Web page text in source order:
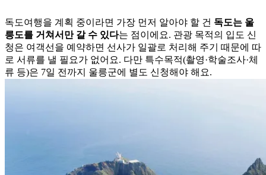
독도여행을 계획 중이라면 가장 먼저 알아야 할 건 독도는 울
릉도를 거쳐서만 갈 수 있다는 점이에요. 관광 목적의 입도 신
청은 여객선을 예약하면 선사가 일괄로 처리해 주기 때문에 따
로 서류를 낼 필요가 없어요. 다만 특수목적(촬영·학술조사·체
류 등)은 7일 전까지 울릉군에 별도 신청해야 해요.